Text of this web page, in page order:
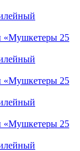
«Мушкетеры 25
«Мушкетеры 25
«Мушкетеры 25